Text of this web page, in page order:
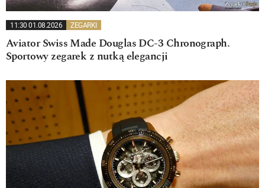
11:30 01.08.2026 ZEGARKI
Aviator Swiss Made Douglas DC-3 Chronograph.
Sportowy zegarek z nutką elegancji